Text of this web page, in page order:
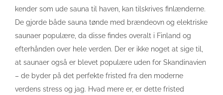
kender som ude sauna til haven, kan tilskrives finlænderne.
De gjorde både sauna tønde med brændeovn og elektriske
saunaer populære, da disse findes overalt i Finland og
efterhånden over hele verden. Der er ikke noget at sige til,
at saunaer også er blevet populære uden for Skandinavien
– de byder på det perfekte fristed fra den moderne
verdens stress og jag. Hvad mere er, er dette fristed